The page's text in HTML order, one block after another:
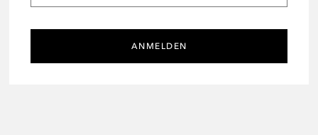
ANMELDEN